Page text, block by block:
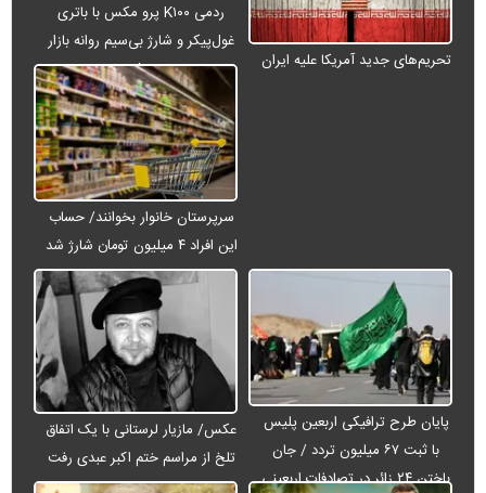
تحریم‌های جدید آمریکا علیه ایران
ردمی K۱۰۰ پرو مکس با باتری
غول‌پیکر و شارژ بی‌سیم روانه بازار
می‌شود
سرپرستان خانوار بخوانند/ حساب
این افراد ۴ میلیون تومان شارژ شد
پایان طرح ترافیکی اربعین پلیس
با ثبت ۶۷ میلیون تردد / جان
باختن ۲۴ زائر در تصادفات اربعینی
عکس/ مازیار لرستانی با یک اتفاق
تلخ از مراسم ختم اکبر عبدی رفت